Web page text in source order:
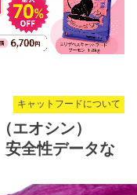
キャットフードについて
エオシン）
安全性データな